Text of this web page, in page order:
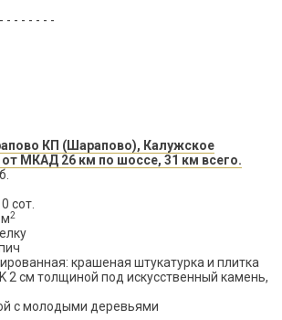
- - - - - - -
КП (Шарапово), Калужское
МКАД 26 км по шоссе, 31 км всего.
сот.
2
крашеная штукатурка и плитка
2 см толщиной под искусственный камень,
с молодыми деревьями